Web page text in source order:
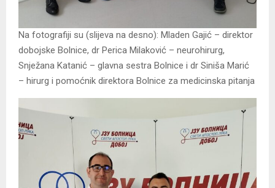
Na fotografiji su (slijeva na desno): Mladen Gajić – direktor
dobojske Bolnice, dr Perica Milaković – neurohirurg,
Snježana Katanić – glavna sestra Bolnice i dr Siniša Marić
– hirurg i pomoćnik direktora Bolnice za medicinska pitanja